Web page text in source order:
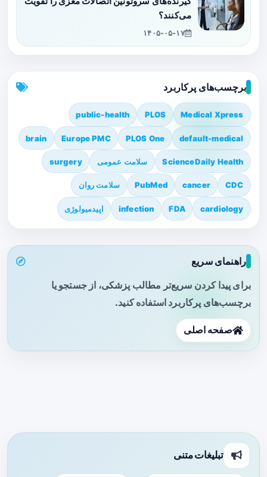
می‌کنند؟
۱۴۰۵-۰۵-۱۷
برچسب‌های پرکاربرد
Medical Xpress
PLOS
public-health
default-medical
PLOS One
Europe PMC
brain
ScienceDaily Health سلامت عمومی surgery
CDC
cancer
PubMed سلامت روان
cardiology
FDA
infection اپیدمیولوژی
راهنمای سریع
برای پیدا کردن سریع‌تر مطالب پزشکی، از جستجو یا
برچسب‌های پرکاربرد استفاده کنید.
صفحه اصلی
تبلیغات متنی